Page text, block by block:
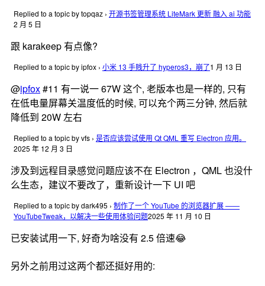
Replied to a topic by topqaz › 开源书签管理系统 LiteMark 更新 融入 ai 功能
2 月 5 日
跟 karakeep 有点像?
Replied to a topic by ipfox › 小米 13 手贱升了 hyperos3，崩了1 月 13 日
@ipfox#11 有一说一 67W 这个, 老版本也是一样的, 只有
在低电量屏幕关温度低的时候, 可以充个两三分钟, 然后就
降低到 20W 左右
Replied to a topic by vfs › 是否应该尝试使用 Qt QML 重写 Electron 应用。
2025 年 12 月 3 日
涉及到远程目录感觉问题应该不在 Electron ，QML 也没什
么生态，建议不要改了，重新设计一下 UI 吧
Replied to a topic by dark495 › 制作了一个 YouTube 的浏览器扩展 ——
YouTubeTweak，以解决一些使用体验问题2025 年 11 月 10 日
已安装试用一下, 好奇为啥没有 2.5 倍速😂
另外之前用过这两个都还挺好用的: